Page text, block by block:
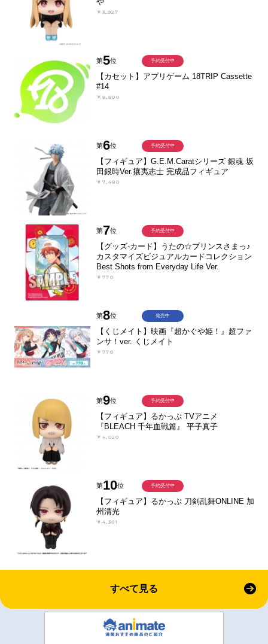
￥3,927
第5位
【カセット】アプリゲーム 18TRIP Cassette
#14
￥8,800
予約受付中
第6位
【フィギュア】G.E.M.Caratシリーズ 銀魂 坂
田銀時Ver.攘夷志士 完成品フィギュア
￥7,480
予約受付中
第7位
【グッズ-カード】うたの☆プリンスさまっ♪
カスタマイズビジュアルカードコレクション
Best Shots from Everyday Life Ver.
￥770
予約受付中
第8位
【くじメイト】映画『超かぐや姫！』超ファ
ンサ！ver. くじメイト
￥770
発売中
第9位
【フィギュア】るかっぷ TVアニメ
『BLEACH 千年血戦篇』 平子真子
￥4,020
予約受付中
第10位
【フィギュア】るかっぷ 刀剣乱舞ONLINE 加
州清光
￥4,301
予約受付中
すべて見る